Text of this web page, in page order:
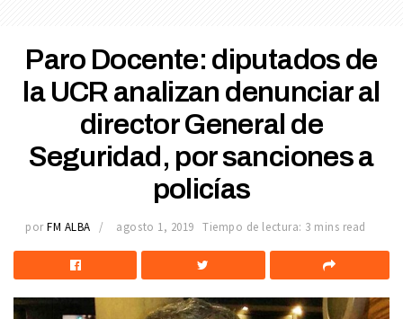
Paro Docente: diputados de
la UCR analizan denunciar al
director General de
Seguridad, por sanciones a
policías
por FM ALBA agosto 1, 2019 Tiempo de lectura: 3 mins read